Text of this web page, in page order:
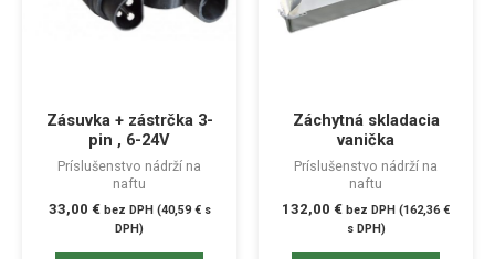
Zásuvka + zástrčka 3-
pin , 6-24V
Príslušenstvo nádrží na
naftu
33,00 € bez DPH (40,59€s
DPH)
Záchytná skladacia
vanička
Príslušenstvo nádrží na
naftu
132,00 € bez DPH (162,36 €
s DPH)